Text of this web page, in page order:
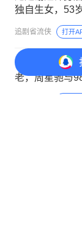
独自生女，53
追剧省流侠 打开
7岁撞破父亲
老，周星驰与